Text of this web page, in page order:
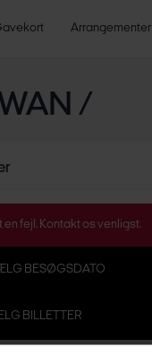
Arrangementer
/
en fejl. Kontakt os venligst.
BESØGSDATO
BILLETTER